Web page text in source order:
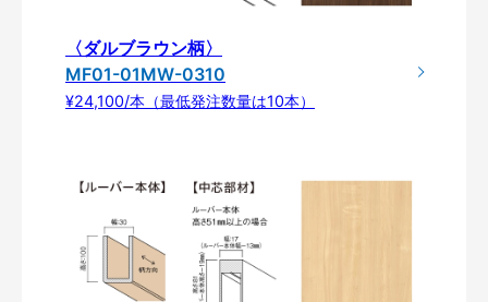
〈ダルブラウン柄〉
MF01-01MW-0310
¥24,100/本（最低発注数量は10本）